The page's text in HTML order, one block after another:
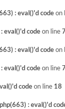
: eval()'d code on
eval()'d code on line
: eval()'d code on
eval()'d code on line
code on line 18
: eval()'d